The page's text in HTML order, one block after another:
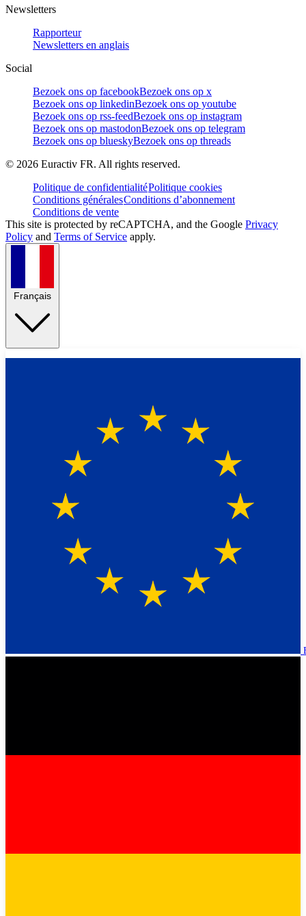
Newsletters
Rapporteur
Newsletters en anglais
Social
Bezoek ons op facebookBezoek ons op x
Bezoek ons op linkedinBezoek ons op youtube
Bezoek ons op rss-feedBezoek ons op instagram
Bezoek ons op mastodonBezoek ons op telegram
Bezoek ons op blueskyBezoek ons op threads
© 2026 Euractiv FR. All rights reserved.
Politique de confidentialitéPolitique cookies
Conditions généralesConditions d’abonnement
Conditions de vente
This site is protected by reCAPTCHA, and the Google Privacy
Policy and Terms of Service apply.
Français